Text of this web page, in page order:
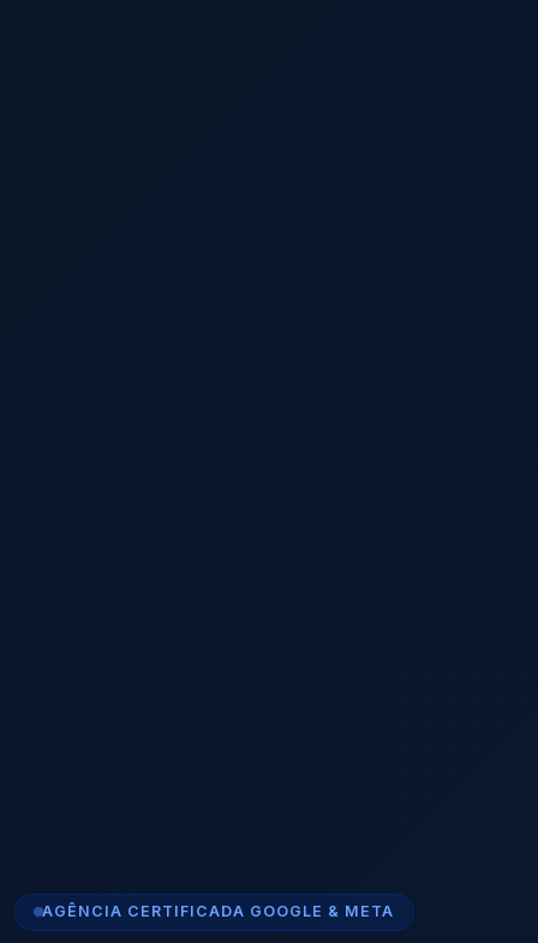
AGÊNCIA CERTIFICADA GOOGLE & META